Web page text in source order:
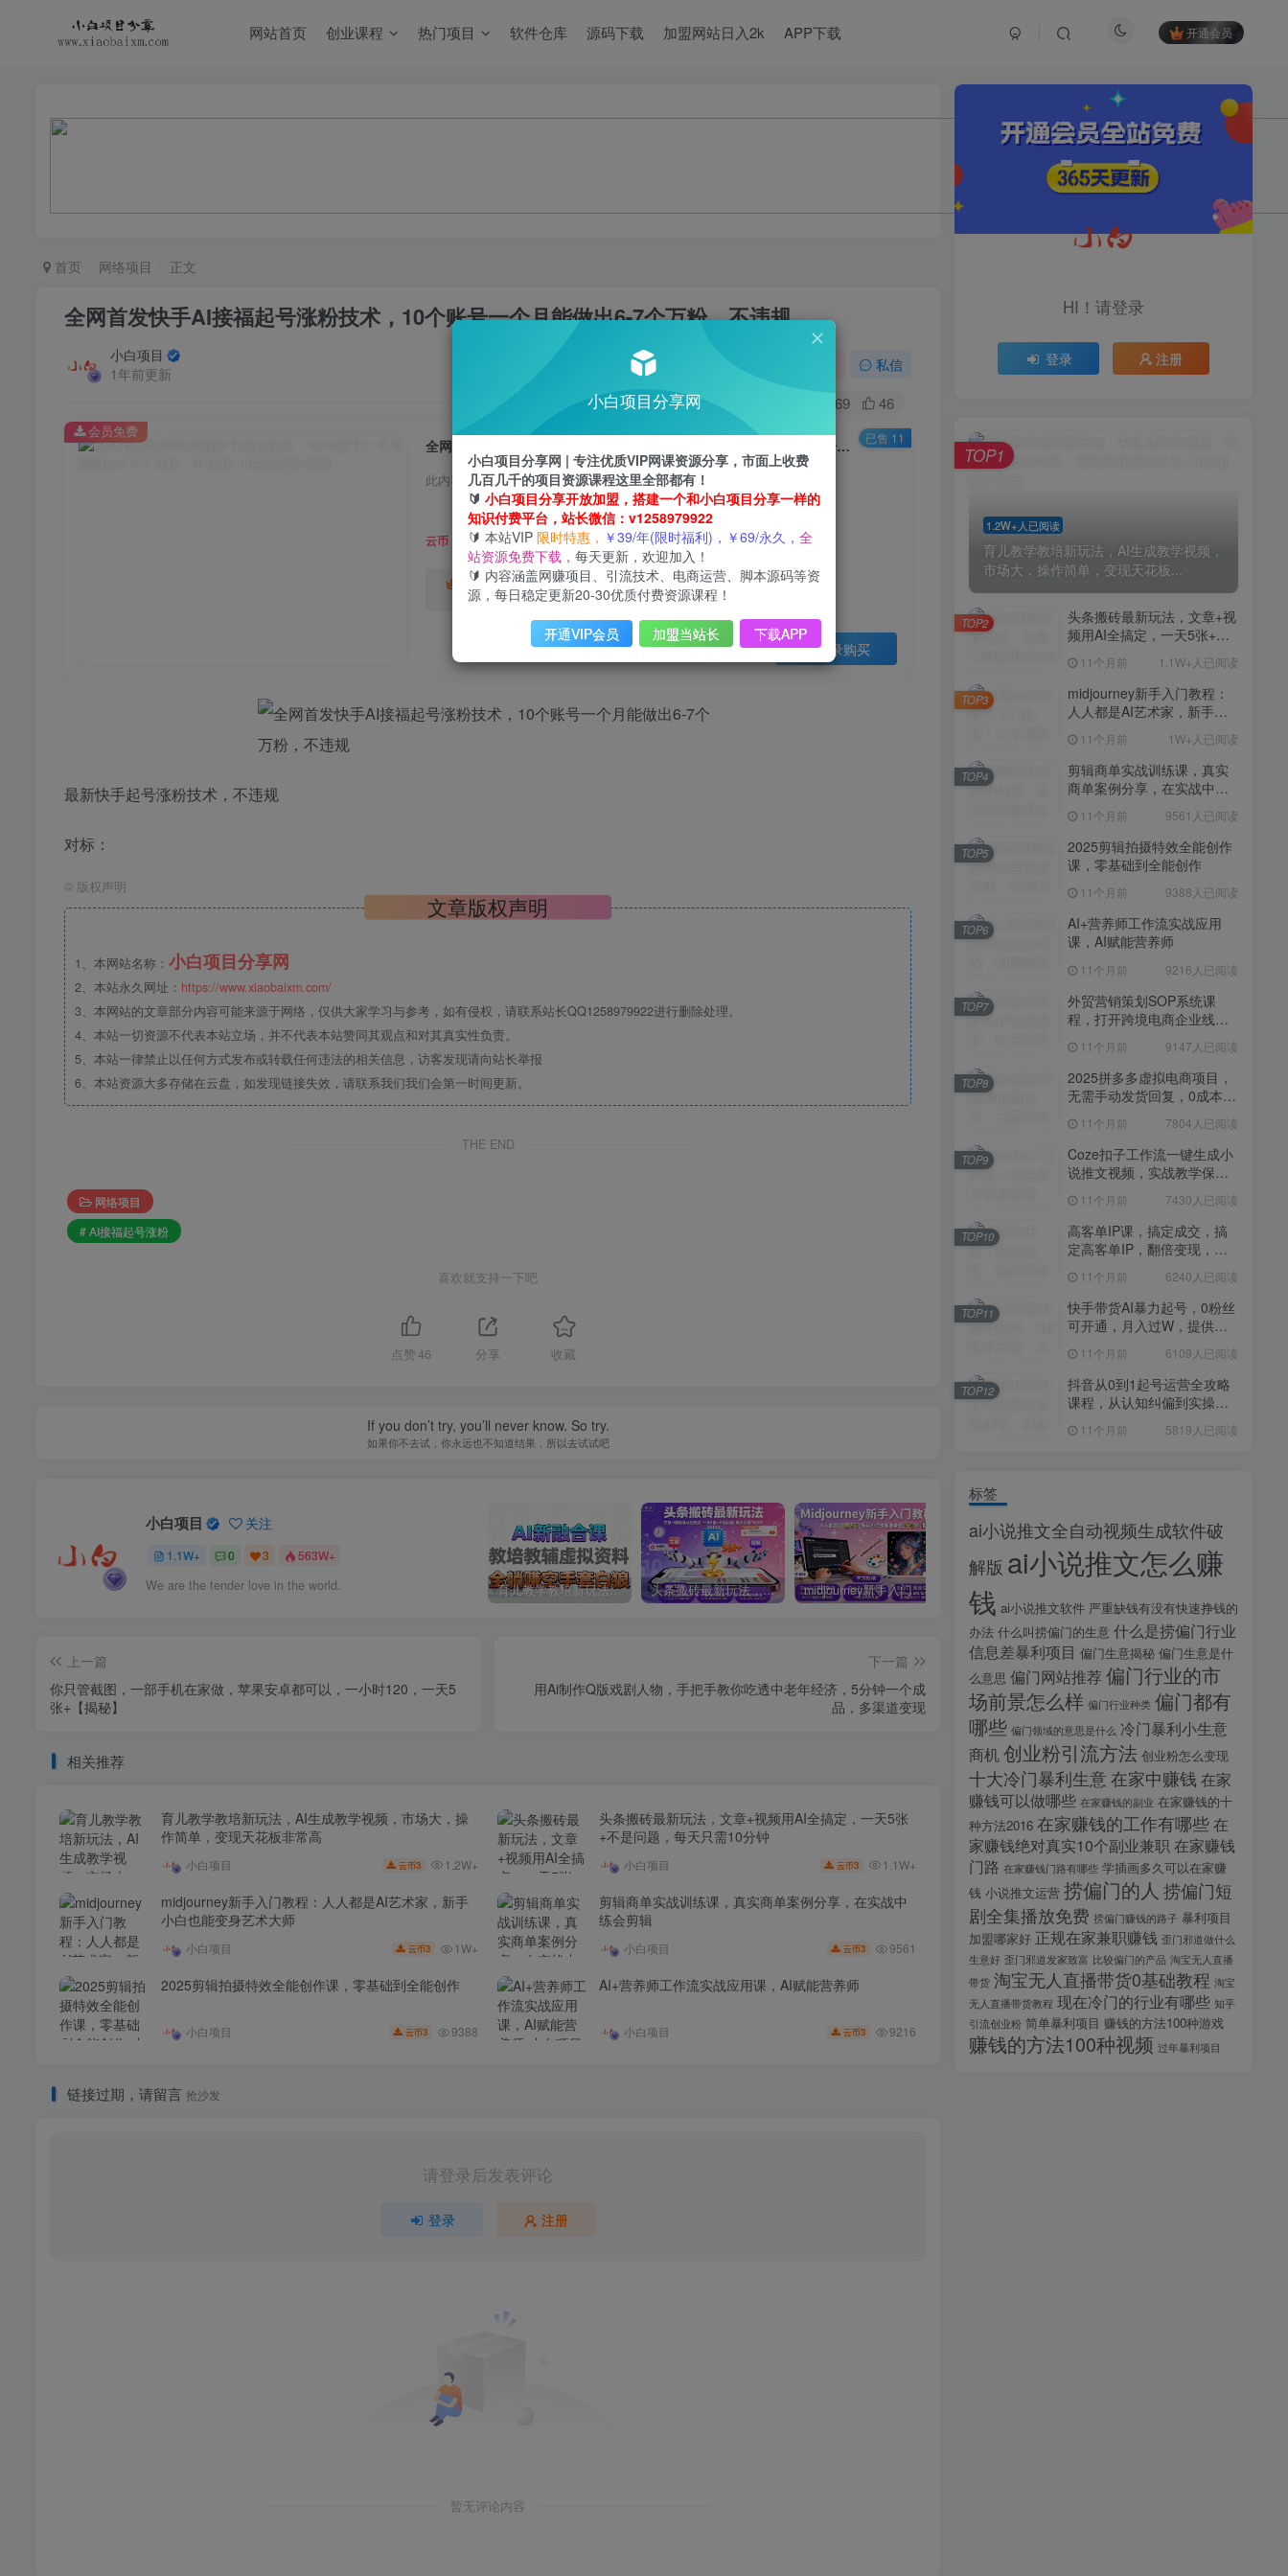
网站首页 创业课程 热门项目 软件仓库 源码下载 加盟网站日入2k APP下载 开通会员
首页 网络项目 正文
全网首发快手AI接福起号涨粉技术，10个账号一个月能做出6-7个万粉，不违规
小白项目
1年前更新
私信
69 46
全网首发快手AI接福起号涨粉技术，10个账号一个月能做出6-7个万粉，不违规
此内容为会员免费，请付费后查看
云币 3 限时特惠
云币99
年VIP免费 终身VIP会员
免费
登录购买
会员免费 已售 11
最新快手起号涨粉技术，不违规
对标：
© 版权声明
文章版权声明
1、本网站名称： 小白项目分享网
2、本站永久网址： https://www.xiaobaixm.com/
3、本网站的文章部分内容可能来源于网络，仅供大家学习与参考，如有侵权，请联系站长QQ1258979922进行删除处理。
4、本站一切资源不代表本站立场，并不代表本站赞同其观点和对其真实性负责。
5、本站一律禁止以任何方式发布或转载任何违法的相关信息，访客发现请向站长举报
6、本站资源大多存储在云盘，如发现链接失效，请联系我们我们会第一时间更新。
THE END
网络项目
# AI接福起号涨粉
喜欢就支持一下吧
点赞 46 分享 收藏
If you don’t try, you’ll never know. So try.
如果你不去试，你永远也不知道结果，所以去试试吧
小白项目 关注
1.1W+ 0 3 563W+
We are the tender love in the world. 育儿教学教培新玩法，AI生成教学视频，市场大，操作简单，变现天花板非常高 头条搬砖最新玩法，文章+视频用AI全搞定，一天5张+不是问题，每天只需10分钟 midjourney新手入门教程：人人都是AI艺术家，新手小白也能变身艺术大师
上一篇
你只管截图，一部手机在家做，苹果安卓都可以，一小时120，一天5
张+【揭秘】
下一篇
用Ai制作Q版戏剧人物，手把手教你吃透中老年经济，5分钟一个成
品，多渠道变现
相关推荐
育儿教学教培新玩法，AI生成教学视频，市场大，操
作简单，变现天花板非常高
小白项目 云币3 1.2W+
头条搬砖最新玩法，文章+视频用AI全搞定，一天5张
+不是问题，每天只需10分钟
小白项目 云币3 1.1W+
midjourney新手入门教程：人人都是AI艺术家，新手
小白也能变身艺术大师
小白项目 云币3 1W+
剪辑商单实战训练课，真实商单案例分享，在实战中
练会剪辑
小白项目 云币3 9561
2025剪辑拍摄特效全能创作课，零基础到全能创作
小白项目 云币3 9388
AI+营养师工作流实战应用课，AI赋能营养师
小白项目 云币3 9216
链接过期，请留言 抢沙发
请登录后发表评论
登录 注册
暂无评论内容
1.2W+人已阅读
育儿教学教培新玩法，AI生成教学视频，
市场大，操作简单，变现天花板...
TOP1
频用AI全搞定，一天5张+不
是问题，每天只需10分钟
midjourney新手入门教程：
人人都是AI艺术家，新手小
TOP4
11个月前 9388人已阅读
TOP5
AI+营养师工作流实战应用
课，AI赋能营养师
11个月前 9216人已阅读
TOP6
外贸营销策划SOP系统课
程，打开跨境电商企业线上
营销任督二脉
11个月前 9147人已阅读
2025拼多多虚拟电商项目，
无需手动发货回复，0成本，
轻松月入1-5W【揭秘】
11个月前 7804人已阅读
Coze扣子工作流一键生成小
说推文视频，实战教学保姆
级教程11个月前 7430人已阅读
高客单IP课，搞定成交，搞
定高客单IP，翻倍变现，轻
松卖爆，不销而销
11个月前 6240人已阅读
快手带货AI暴力起号，0粉丝
可开通，月入过W，提供账
号就行，适合普通人的懒人
项目【揭秘】
11个月前 6109人已阅读
抖音从0到1起号运营全攻略
课程，从认知纠偏到实操落
地，高效起号变现
11个月前 5819人已阅读
HI！请登录
登录 注册
1.2W+人已阅读
育儿教学教培新玩法，AI生成教学视频，
市场大，操作简单，变现天花板...
TOP1
头条搬砖最新玩法，文章+视
频用AI全搞定，一天5张+不
11个月前 1.1W+人已阅读
TOP2
midjourney新手入门教程：
人人都是AI艺术家，新手小
11个月前 1W+人已阅读
TOP3
剪辑商单实战训练课，真实
商单案例分享，在实战中练
11个月前 9561人已阅读
TOP4
2025剪辑拍摄特效全能创作
课，零基础到全能创作
11个月前 9388人已阅读
TOP5
AI+营养师工作流实战应用
课，AI赋能营养师
11个月前 9216人已阅读
TOP6
外贸营销策划SOP系统课
程，打开跨境电商企业线上
11个月前 9147人已阅读
TOP7
2025拼多多虚拟电商项目，
无需手动发货回复，0成本，
11个月前 7804人已阅读
TOP8
Coze扣子工作流一键生成小
说推文视频，实战教学保姆
11个月前 7430人已阅读
TOP9
高客单IP课，搞定成交，搞
定高客单IP，翻倍变现，轻
11个月前 6240人已阅读
TOP10
快手带货AI暴力起号，0粉丝
可开通，月入过W，提供账
项目【揭秘】
11个月前 6109人已阅读
TOP11
抖音从0到1起号运营全攻略
课程，从认知纠偏到实操落
11个月前 5819人已阅读
TOP12
标签
ai小说推文全自动视频生成软件破
解版 ai小说推文怎么赚
钱 ai小说推文软件 严重缺钱有没有快速挣钱的
办法 什么叫捞偏门的生意 什么是捞偏门行业
信息差暴利项目 偏门生意揭秘 偏门生意是什
么意思 偏门网站推荐 偏门行业的市
场前景怎么样 偏门行业种类 偏门都有
哪些 偏门领域的意思是什么 冷门暴利小生意
商机创业粉引流方法 创业粉怎么变现
十大冷门暴利生意 在家中赚钱 在家
赚钱可以做哪些 在家赚钱的副业 在家赚钱的十
种方法2016 在家赚钱的工作有哪些在
家赚钱绝对真实10个副业兼职 在家赚钱
门路 在家赚钱门路有哪些 学插画多久可以在家赚
钱 小说推文运营 捞偏门的人 捞偏门短
剧全集播放免费 捞偏门赚钱的路子 暴利项目
加盟哪家好 正规在家兼职赚钱 歪门邪道做什么
生意好 歪门邪道发家致富 比较偏门的产品 淘宝无人直播
带货 淘宝无人直播带货0基础教程 淘宝
无人直播带货教程 现在冷门的行业有哪些 知乎
引流创业粉 简单暴利项目 赚钱的方法100种游戏
赚钱的方法100种视频 过年暴利项目
小白项目分享网
小白项目分享网 | 专注优质VIP网课资源分享，市面上收费
几百几千的项目资源课程这里全部都有！
🔰 小白项目分享开放加盟，搭建一个和小白项目分享一样的
知识付费平台，站长微信：v1258979922
🔰 本站VIP 限时特惠， ￥39/年(限时福利)，￥69/永久， 全
站资源免费下载， 每天更新，欢迎加入！
🔰 内容涵盖网赚项目、引流技术、电商运营、脚本源码等资
源，每日稳定更新20-30优质付费资源课程！
开通VIP会员 加盟当站长 下载APP